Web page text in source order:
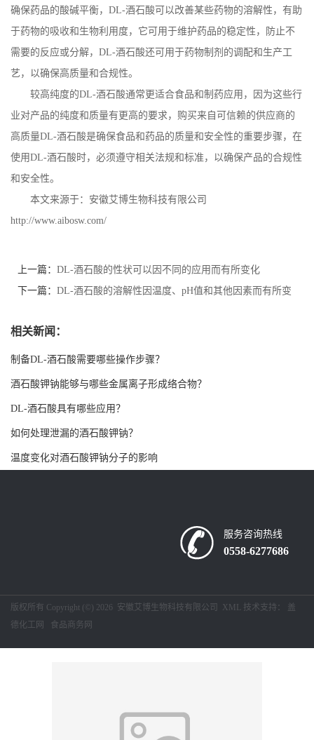
展
证
书
誉
系
在
留
确保药品的酸碱平衡， DL-酒石酸可以改善某些药物的溶解性，有助
于药物的吸收和生物利用度，它可用于维护药品的稳定性，防止不
需要的反应或分解， DL-酒石酸还可用于药物制剂的调配和生产工
艺，以确保高质量和合规性。
较高纯度的DL-酒石酸通常更适合食品和制药应用，因为这些行
业对产品的纯度和质量有更高的要求，购买来自可信赖的供应商的
高质量DL-酒石酸是确保食品和药品的质量和安全性的重要步骤，在
使用DL-酒石酸时，必须遵守相关法规和标准，以确保产品的合规性
和安全性。
本文来源于：安徽艾博生物科技有限公司
http://www.aibosw.com/
上一篇： DL-酒石酸的性状可以因不同的应用而有所变化
下一篇： DL-酒石酸的溶解性因温度、pH值和其他因素而有所变
相关新闻：
制备DL-酒石酸需要哪些操作步骤？
酒石酸钾钠能够与哪些金属离子形成络合物？
DL-酒石酸具有哪些应用？
如何处理泄漏的酒石酸钾钠？
温度变化对酒石酸钾钠分子的影响
服务咨询热线
0558-6277686
版权所有 Copyright (©) 2026 安徽艾博生物科技有限公司 XML 技术支持： 盖
德化工网
食品商务网